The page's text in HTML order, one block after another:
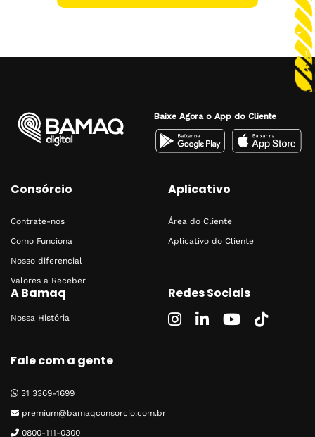
Baixe Agora o App do Cliente
Consórcio
Contrate-nos
Como Funciona
Nosso diferencial
Valores a Receber
A Bamaq
Nossa História
Aplicativo
Área do Cliente
Aplicativo do Cliente
Redes Sociais
Fale com a gente
31 3369-1699
premium@bamaqconsorcio.com.br
0800-111-0300